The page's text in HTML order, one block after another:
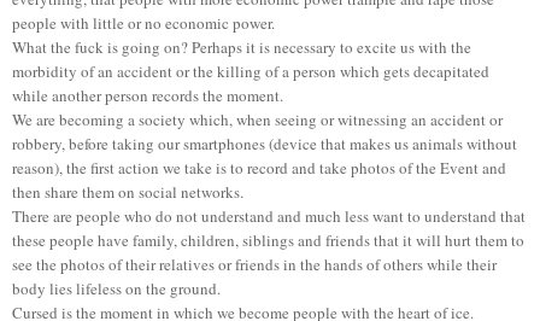
people with little or no economic power.
What the fuck is going on? Perhaps it is necessary to excite us with the
morbidity of an accident or the killing of a person which gets decapitated
while another person records the moment.
We are becoming a society which, when seeing or witnessing an accident or
robbery, before taking our smartphones (device that makes us animals without
reason), the first action we take is to record and take photos of the Event and
then share them on social networks.
There are people who do not understand and much less want to understand that
these people have family, children, siblings and friends that it will hurt them to
see the photos of their relatives or friends in the hands of others while their
body lies lifeless on the ground.
Cursed is the moment in which we become people with the heart of ice.